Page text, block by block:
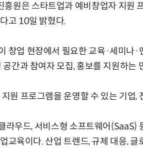
흥원은 스타트업과 예비창업자 지
고 10일 밝혔다.
창업 현장에서 필요한 교육·세미나
간과 참여자 모집, 홍보를 지원하는
원 프로그램을 운영할 수 있는 기업,
라우드, 서비스형 소프트웨어(SaaS)
교육이다. 산업 트렌드, 규제 대응,